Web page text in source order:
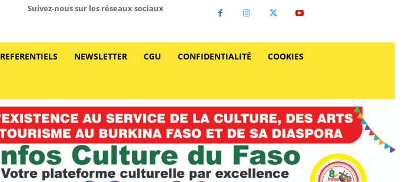
Suivez-nous sur les réseaux sociaux
REFERENTIELS NEWSLETTER CGU CONFIDENTIALITÉ COOKIES